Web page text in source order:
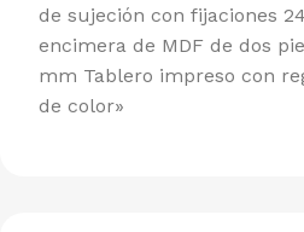
de sujeción con fijaciones
encimera de MDF de dos
mm Tablero impreso con
de color»